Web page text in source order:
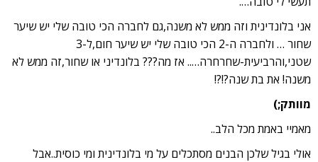
אני בלונדינית וזה ממש לא משנה,גם לחברה הכי טובה שלי יש שיער
שחור … ולחברה ה-2 הכי טובה שלי יש שיער חום,ל-3
שטני,והרביעית-שחרחרה….. אז מה??? בלונדיני או שחור,זה ממש לא
משנה! את בת שנה?!?!
מוותק;)
מאמיי באמת מכל הלב..
אולי בגיל שלכן הבנים מסתכלים על מי בלונדינית ומי כוסית..אבל